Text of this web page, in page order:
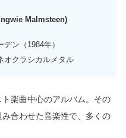
Malmsteen)
デン（1984年）
オクラシカルメタル
楽曲中心のアルバム。 その
合わせた音楽性で、多くの